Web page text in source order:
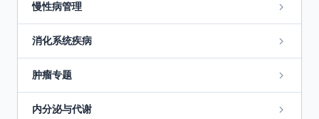
慢性病管理
消化系统疾病
肿瘤专题
内分泌与代谢